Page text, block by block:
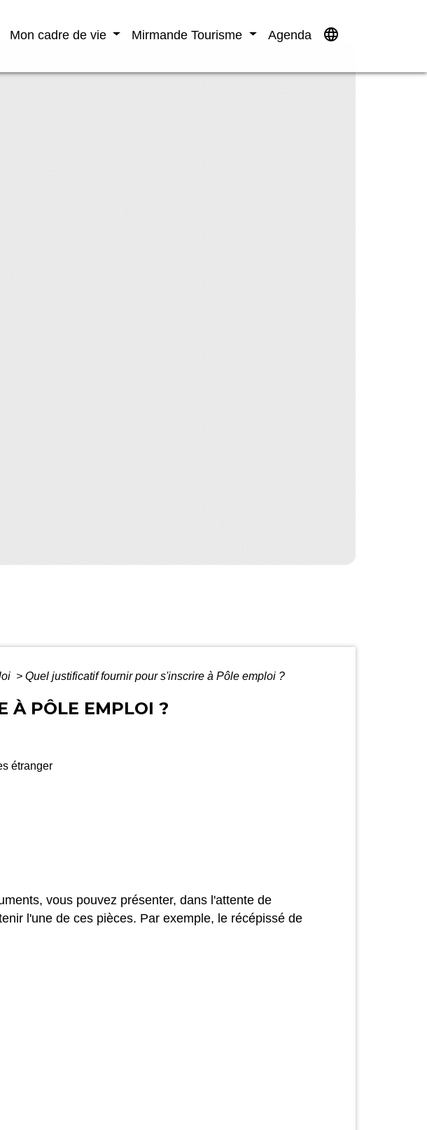
Mon cadre de vie Mirmande Tourisme Agenda language
> Quel justificatif fournir pour s'inscrire à Pôle emploi ?
À PÔLE EMPLOI ?
étranger
vous pouvez présenter, dans l'attente de
l'une de ces pièces. Par exemple, le récépissé de